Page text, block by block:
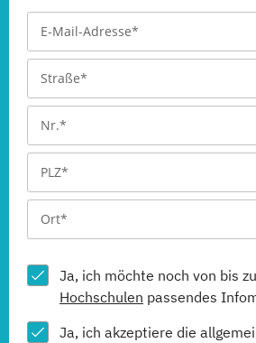
Ja, ich möchte noch von bis
Hochschulen passendes
Ja, ich akzeptiere die